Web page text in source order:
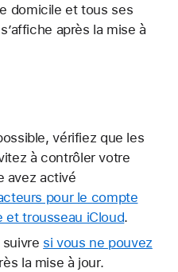
domicile et tous ses
après la mise à
vérifiez que les
à contrôler votre
avez activé
pour le compte
et trousseau iCloud.
si vous ne pouvez
la mise à jour.